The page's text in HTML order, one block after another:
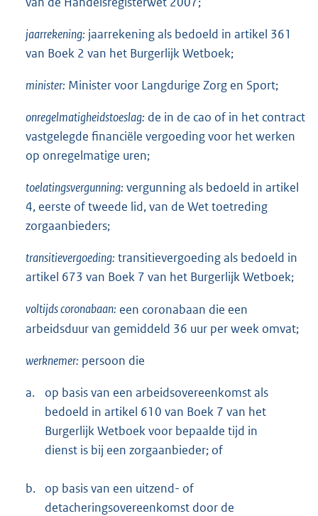
jaarrekening: jaarrekening als bedoeld in artikel 361
van Boek 2 van het Burgerlijk Wetboek;
minister: Minister voor Langdurige Zorg en Sport;
onregelmatigheidstoeslag: de in de cao of in het contract
vastgelegde financiële vergoeding voor het werken
op onregelmatige uren;
toelatingsvergunning: vergunning als bedoeld in artikel
4, eerste of tweede lid, van de Wet toetreding
zorgaanbieders;
transitievergoeding: transitievergoeding als bedoeld in
artikel 673 van Boek 7 van het Burgerlijk Wetboek;
voltijds coronabaan: een coronabaan die een
arbeidsduur van gemiddeld 36 uur per week omvat;
werknemer: persoon die
a.
op basis van een arbeidsovereenkomst als
bedoeld in artikel 610 van Boek 7 van het
Burgerlijk Wetboek voor bepaalde tijd in
dienst is bij een zorgaanbieder; of
b.
op basis van een uitzend- of
detacheringsovereenkomst door de